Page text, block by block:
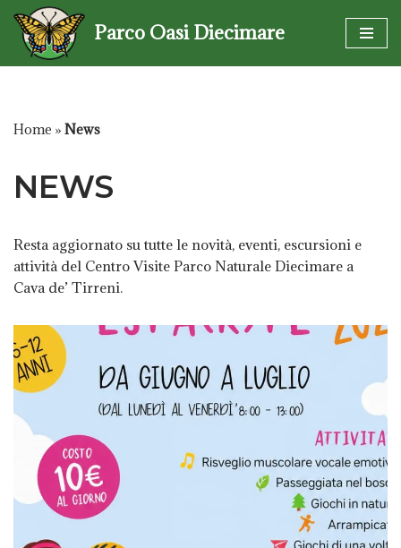
Vai
al
Parco Oasi Diecimare
Home » News
NEWS
Resta aggiornato su tutte le novità, eventi, escursioni e
attività del Centro Visite Parco Naturale Diecimare a
Cava de’ Tirreni.